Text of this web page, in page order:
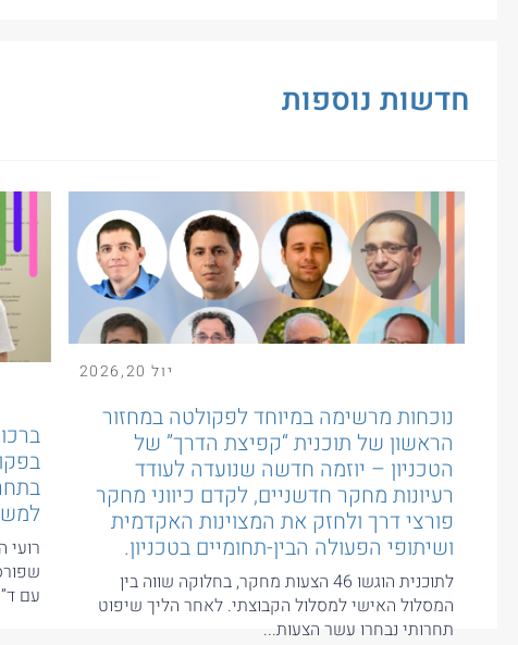
חדשות נוספות
יול 20
,
2026
נוכחות מרשימה במיוחד לפקולטה במחזור
הראשון של תוכנית “קפיצת הדרך” של
הטכניון – יוזמה חדשה שנועדה לעודד
רעיונות מחקר חדשניים, לקדם כיווני מחקר
פורצי דרך ולחזק את המצוינות האקדמית
ושיתופי הפעולה הבין-תחומיים בטכניון.
לתוכנית הוגשו 46 הצעות מחקר, בחלוקה שווה בין
המסלול האישי למסלול הקבוצתי. לאחר הליך שיפוט
תחרותי נבחרו עשר הצעות...
עם